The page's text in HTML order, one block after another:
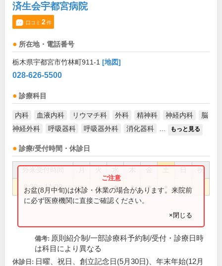
済生会宇都宮病院
口コミ 2件
所在地・電話番号
栃木県宇都宮市竹林町911-1 [地図]
028-626-5500
診療科目
内科 血液内科 リウマチ科 外科 精神科 神経内科
脳
神経外科
呼吸器科 呼吸器外科 消化器科 もっと見る
診療/受付時間・休診日
祝
8:30～11:00 ● ● ● ● ●
お盆(8月中旬)は休診・休業の場合があります。来院前
に必ず医療機関に直接ご確認ください。
×閉じる
備考: 原則紹介制/一部診療科予約制/受付・診療日時
は科目により異なる
休診日: 日曜、祝日、創立記念日(5月30日)、年末年始(12月